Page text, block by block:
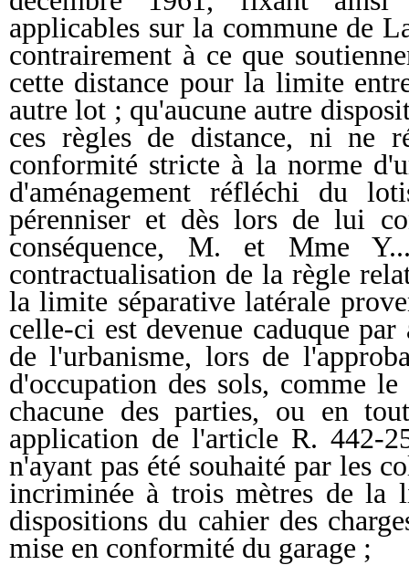
applicables sur la commune de
contrairement à ce que
cette distance pour la limite
autre lot ; qu'aucune autre
ces règles de distance, ni ne
conformité stricte à la norme
d'aménagement réfléchi du
pérenniser et dès lors de lui
conséquence, M. et Mme
contractualisation de la règle
la limite séparative latérale
celle-ci est devenue caduque
de l'urbanisme, lors de
d'occupation des sols, comme
chacune des parties, ou en
application de l'article R. 442-
n'ayant pas été souhaité par les
incriminée à trois mètres de la
dispositions du cahier des
mise en conformité du garage ;